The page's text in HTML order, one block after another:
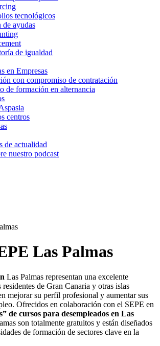
tecnológicos
de ayudas
de igualdad
en Empresas
con compromiso de contratación
de formación en alternancia
centros
de actualidad
nuestro podcast
Las Palmas
Las Palmas representan una excelente
de Gran Canaria y otras islas
mejorar su perfil profesional y aumentar sus
Ofrecidos en colaboración con el SEPE en
de cursos para desempleados en Las
son totalmente gratuitos y están diseñados
de formación de sectores clave en la